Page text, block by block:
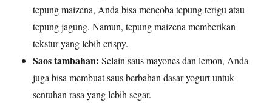
tepung maizena, Anda bisa mencoba tepung terigu atau
tepung jagung. Namun, tepung maizena memberikan
tekstur yang lebih crispy.
Saos tambahan: Selain saus mayones dan lemon, Anda
juga bisa membuat saus berbahan dasar yogurt untuk
sentuhan rasa yang lebih segar.